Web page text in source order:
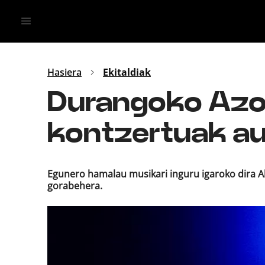
B Aldea
Bitan
Hasiera Ekitaldiak
Durangoko
kontzertuak
Egunero hamalau musikari inguru igaroko dira
gorabehera.